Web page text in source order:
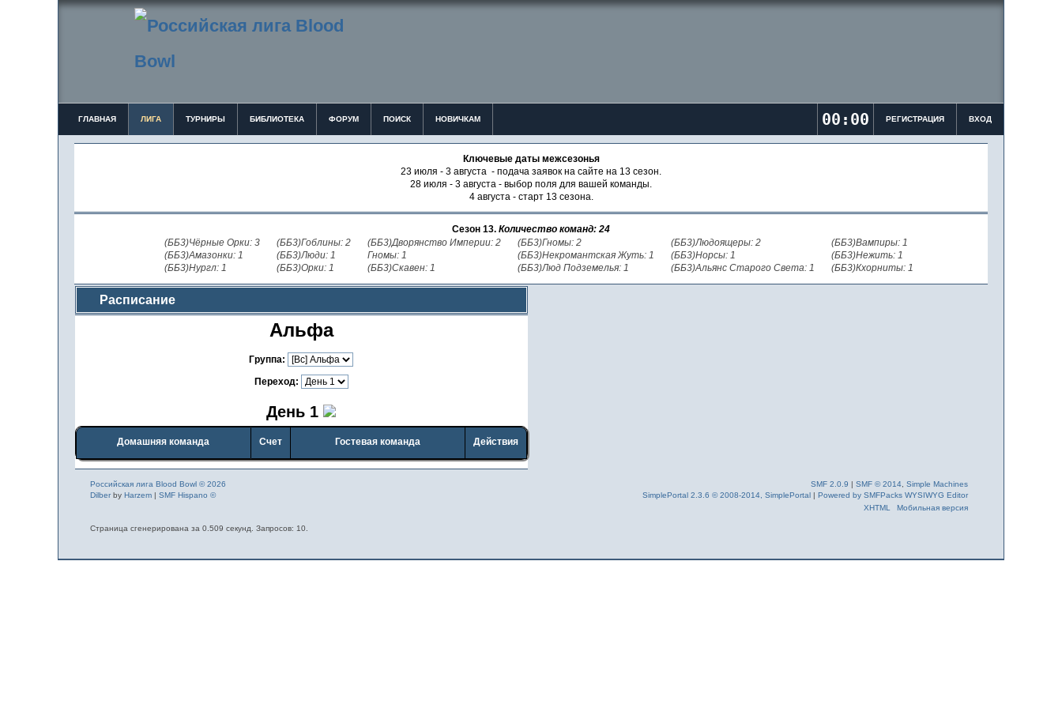
ГЛАВНАЯ ЛИГА ТУРНИРЫ БИБЛИОТЕКА ФОРУМ ПОИСК НОВИЧКАМ 00:00 РЕГИСТРАЦИЯ ВХОД
Ключевые даты межсезонья
23 июля - 3 августа - подача заявок на сайте на 13 сезон.
28 июля - 3 августа - выбор поля для вашей команды.
4 августа - старт 13 сезона.
Сезон 13. Количество команд: 24
(ББ3)Чёрные Орки: 3
(ББ3)Амазонки: 1
(ББ3)Нургл: 1
(ББ3)Гоблины: 2
(ББ3)Люди: 1
(ББ3)Орки: 1
(ББ3)Дворянство Империи: 2
Гномы: 1
(ББ3)Скавен: 1
(ББ3)Гномы: 2
(ББ3)Некромантская Жуть: 1
(ББ3)Люд Подземелья: 1
(ББ3)Людоящеры: 2
(ББ3)Норсы: 1
(ББ3)Альянс Старого Света: 1
(ББ3)Вампиры: 1
(ББ3)Нежить: 1
(ББ3)Кхорниты: 1
Расписание
Альфа
Группа:
Переход:
День 1
Домашняя команда Счет Гостевая команда Действия
SMF 2.0.9 |SMF © 2014 ,Simple Machines
SimplePortal 2.3.6 © 2008-2014, SimplePortal |Powered by SMFPacks WYSIWYG Editor
XHTML
Мобильная версия
Российская лига Blood Bowl © 2026
Dilberby Harzem| SMF Hispano ©
Страница сгенерирована за 0.509 секунд. Запросов: 10.